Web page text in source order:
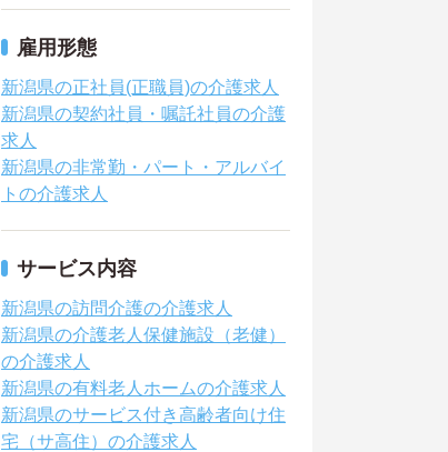
雇用形態
新潟県の正社員(正職員)の介護求人
新潟県の契約社員・嘱託社員の介護
求人
新潟県の非常勤・パート・アルバイ
トの介護求人
サービス内容
新潟県の訪問介護の介護求人
新潟県の介護老人保健施設（老健）
の介護求人
新潟県の有料老人ホームの介護求人
新潟県のサービス付き高齢者向け住
宅（サ高住）の介護求人